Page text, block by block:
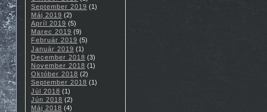
September 2019 (1)
Máj 2019 (2)
Apríl 2019 (5)
Marec 2019 (9)
Február 2019 (5)
Január 2019 (1)
December 2018 (3)
November 2018 (1)
Október 2018 (2)
September 2018 (1)
Júl 2018 (1)
Jún 2018 (2)
Máj 2018 (4)